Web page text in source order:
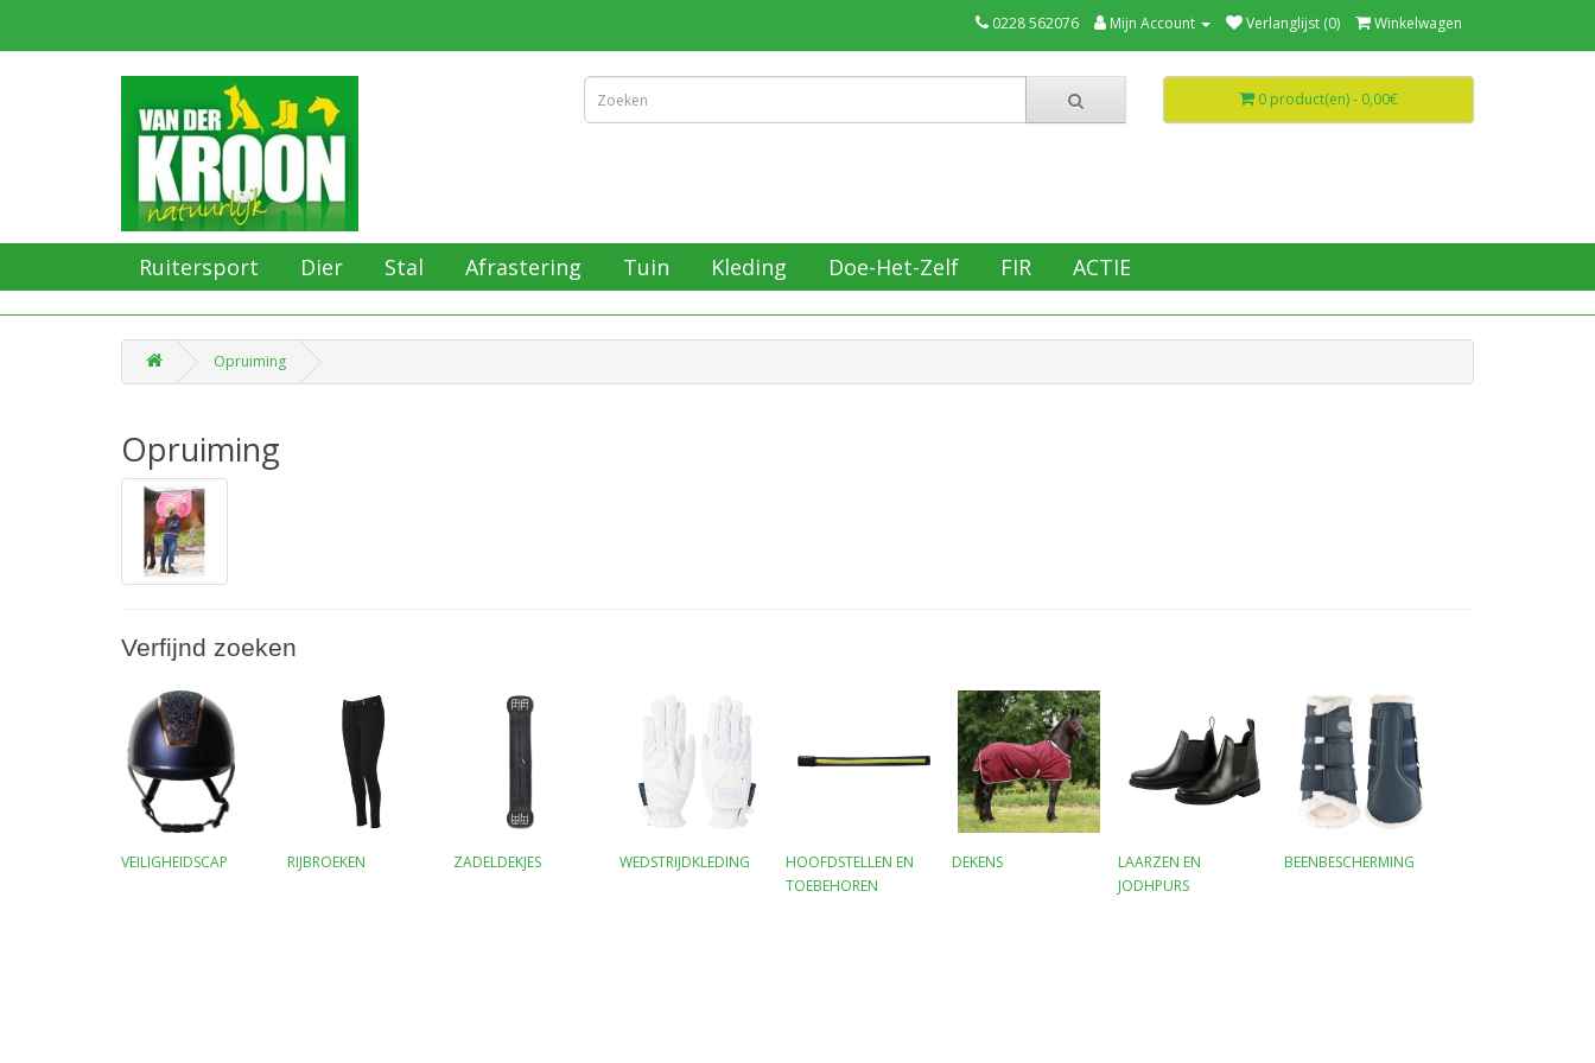
0228 562076 Mijn Account Verlanglijst (0) Winkelwagen
0 product(en) - 0,00€
Ruitersport Dier Stal Afrastering Tuin Kleding Doe-Het-Zelf FIR ACTIE
Opruiming
Opruiming
Verfijnd zoeken
VEILIGHEIDSCAP RIJBROEKEN ZADELDEKJES WEDSTRIJDKLEDING
HOOFDSTELLEN EN
TOEBEHOREN
DEKENS
LAARZEN EN
JODHPURS
BEENBESCHERMING